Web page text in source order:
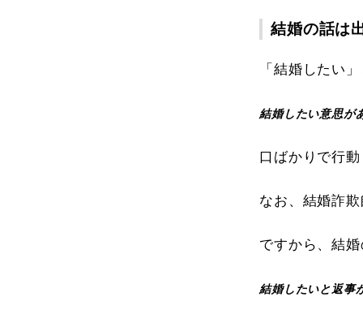
結婚の話は
「結婚したい
結婚したい意思が
口ばかりで行
なお、結婚詐
ですから、結
結婚したいと返事